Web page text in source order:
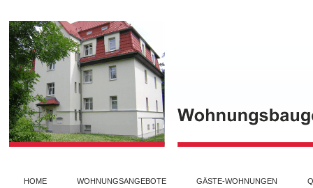
HOME WOHNUNGSANGEBOTE GÄSTE-WOHNUNGEN